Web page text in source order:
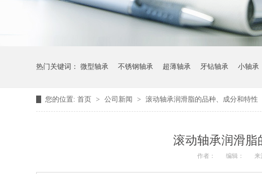
热门关键词： 微型轴承 不锈钢轴承 超薄轴承 牙钻轴承 小轴承
您的位置: 首页 > 公司新闻 > 滚动轴承润滑脂的品种、成分和特性
滚动轴承润滑脂
作者： 编辑： 来